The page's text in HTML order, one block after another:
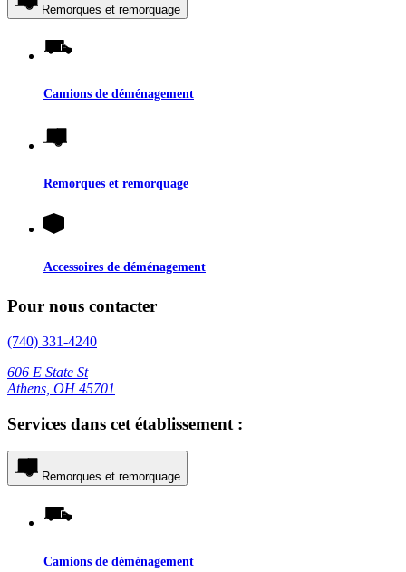
Remorques et remorquage
Camions de déménagement
Remorques et remorquage
Accessoires de déménagement
Pour nous contacter
(740) 331-4240
606 E State St
Athens, OH 45701
Services dans cet établissement :
Remorques et remorquage
Camions de déménagement